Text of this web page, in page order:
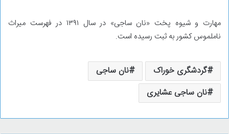
مهارت و شیوه پخت «نان ساجی» در سال ١٣٩١ در فهرست میراث
ناملموس کشور به ثبت رسیده است.
گردشگری خوراک
نان ساجی
نان ساجی عشایری